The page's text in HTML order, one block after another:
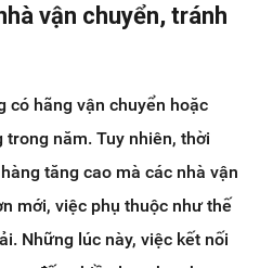
vận chuyển, tránh
có hãng vận chuyển hoặc
trong năm. Tuy nhiên, thời
tăng cao mà các nhà vận
mới, việc phụ thuộc như thế
Những lúc này, việc kết nối